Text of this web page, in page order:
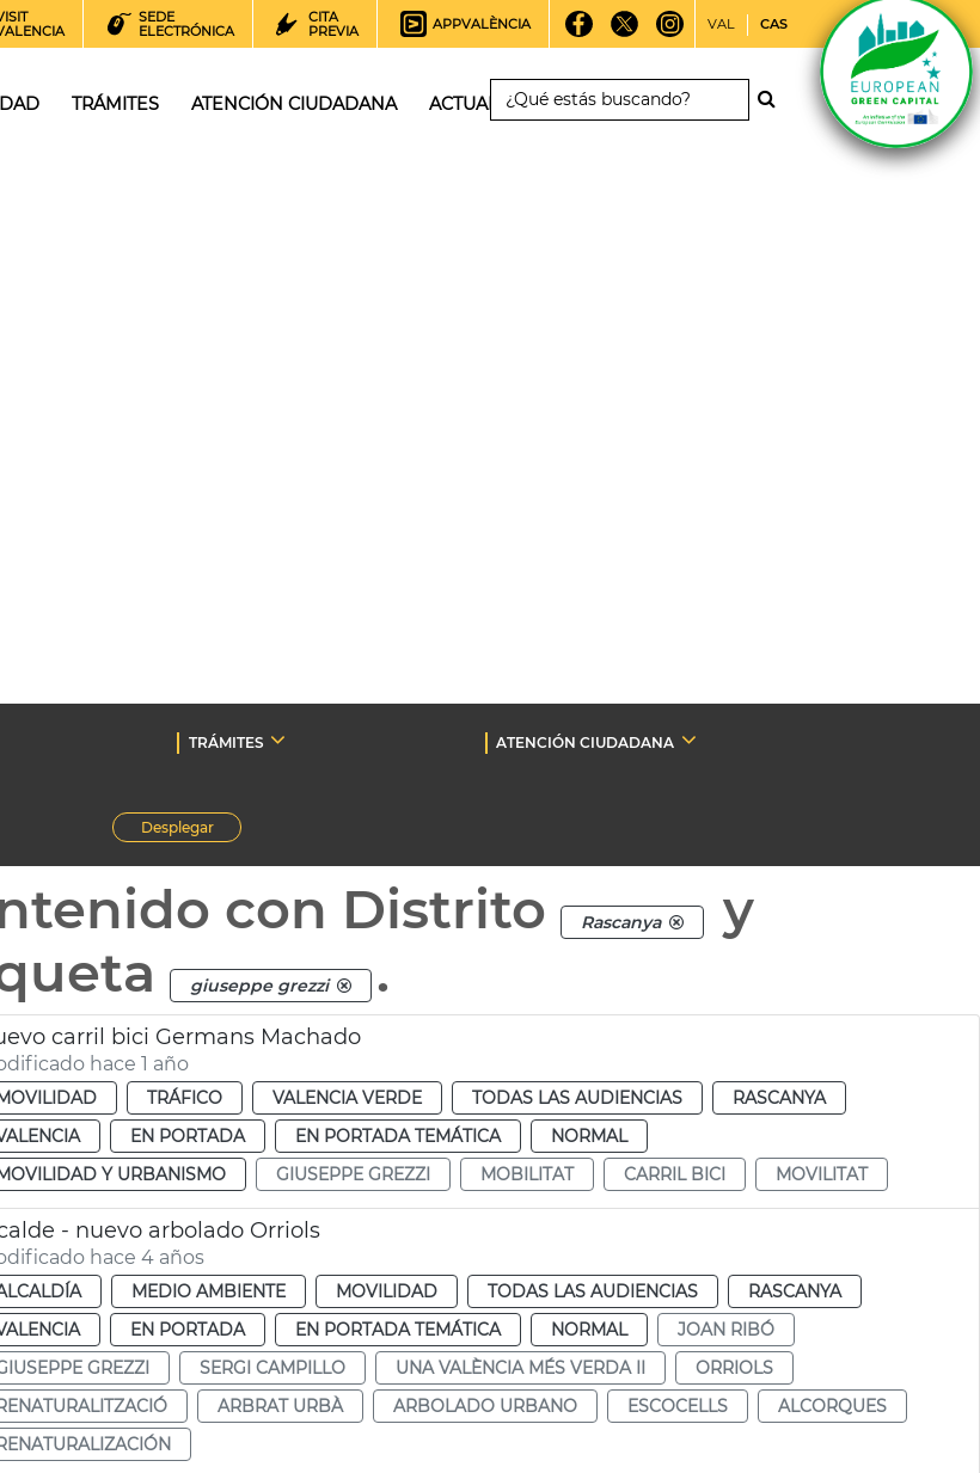
SEDE
ELECTRÓNICA
CITA
PREVIA
APPVALÈNCIA VAL CAS
TRÁMITES ATENCIÓN CIUDADANA ACTUALIDAD
TRÁMITES
ATENCIÓN CIUDADANA
Desplegar
con Distrito Rascanya
y
giuseppe grezzi .
carril bici Germans Machado
hace 1 año
TRÁFICO VALENCIA VERDE TODAS LAS AUDIENCIAS
RASCANYA
EN PORTADA EN PORTADA TEMÁTICA
NORMAL
Y URBANISMO
GIUSEPPE GREZZI MOBILITAT CARRIL BICI MOVILITAT
- nuevo arbolado Orriols
hace 4 años
MEDIO AMBIENTE MOVILIDAD TODAS LAS AUDIENCIAS
RASCANYA
EN PORTADA EN PORTADA TEMÁTICA NORMAL
JOAN RIBÓ
GREZZI
SERGI CAMPILLO UNA VALÈNCIA MÉS VERDA II
ORRIOLS
ARBRAT URBÀ ARBOLADO URBANO ESCOCELLS
ALCORQUES